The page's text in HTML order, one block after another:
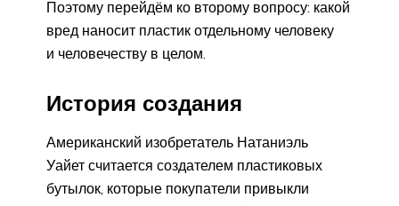
Поэтому перейдём ко второму вопросу: какой
вред наносит пластик отдельному человеку
и человечеству в целом.
История создания
Американский изобретатель Натаниэль
Уайет считается создателем пластиковых
бутылок, которые покупатели привыкли